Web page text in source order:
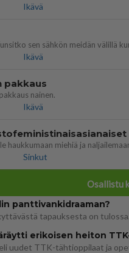
Ikävä
Ikävä
pakkaus
nainen.
Ikävä
Sinkut
Osallistu
panttivankidraaman?